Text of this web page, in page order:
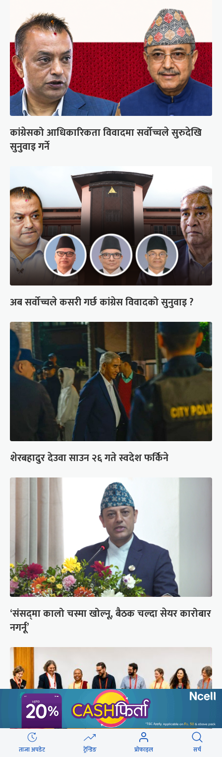
कांग्रेसको आधिकारिकता विवादमा सर्वोच्चले सुरुदेखि
सुनुवाइ गर्ने
अब सर्वोच्चले कसरी गर्छ कांग्रेस विवादको सुनुवाइ ?
शेरबहादुर देउवा साउन २६ गते स्वदेश फर्किने
‘संसद्‍मा कालो चस्मा खोल्नू, बैठक चल्दा सेयर कारोबार
नगर्नू’
ताजा अपडेट ट्रेन्डिङ प्रोफाइल सर्च